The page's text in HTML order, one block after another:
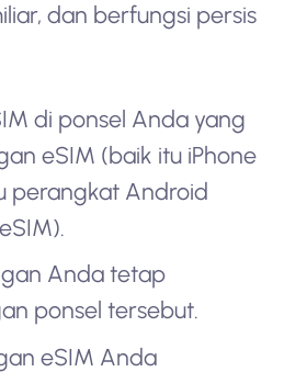
dan berfungsi persis
di ponsel Anda yang
eSIM (baik itu iPhone
perangkat Android
Anda tetap
ponsel tersebut.
eSIM Anda